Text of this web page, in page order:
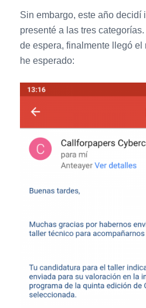
Sin embargo, este año decidí
presenté a las tres
de espera, finalmente llegó el
he esperado: